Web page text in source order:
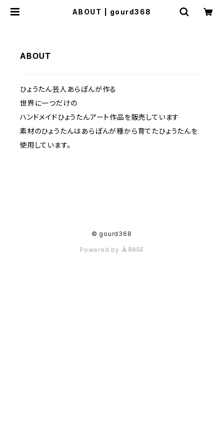
ABOUT | gourd368
ABOUT
ひょうたん芸人あらぽんが作る
世界に一つだけの
ハンドメイドひょうたんアート作品を販売しています
素材のひょうたんはあらぽんが種から育てたひょうたんを
使用しています。
© gourd368
Powered by